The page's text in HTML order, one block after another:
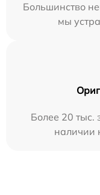
Большинство
мы
Более 20 тыс.
наличии